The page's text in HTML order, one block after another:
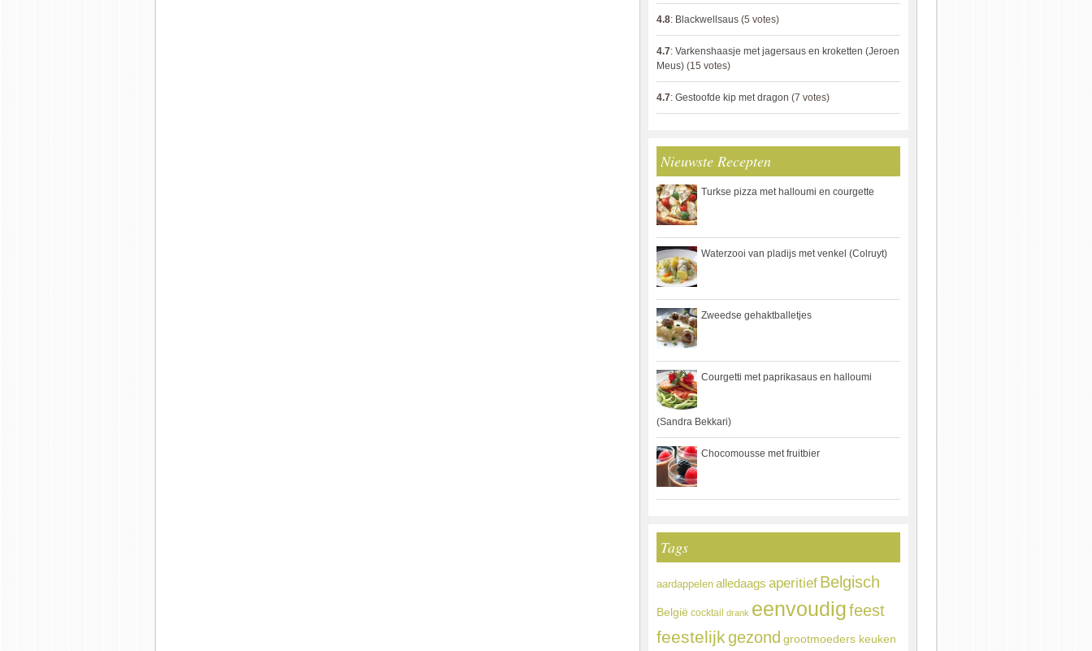
4.8: Blackwellsaus (5 votes)
4.7: Varkenshaasje met jagersaus en kroketten (Jeroen
Meus) (15 votes)
4.7: Gestoofde kip met dragon (7 votes)
Nieuwste Recepten
Turkse pizza met halloumi en courgette
Waterzooi van pladijs met venkel (Colruyt)
Zweedse gehaktballetjes
Courgetti met paprikasaus en halloumi
(Sandra Bekkari)
Chocomousse met fruitbier
Tags
aardappelen alledaags aperitief Belgisch
België cocktail drank eenvoudigfeest
feestelijkgezond grootmoeders keuken